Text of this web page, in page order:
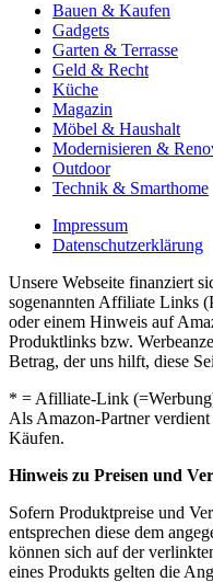
Bauen & Kaufen
Gadgets
Garten & Terrasse
Geld & Recht
Küche
Magazin
Möbel & Haushalt
Modernisieren &
Outdoor
Technik & Smarthome
Impressum
Datenschutzerklärung
Unsere Webseite finanziert
sogenannten Affiliate Links
oder einem Hinweis auf
Produktlinks bzw.
Betrag, der uns hilft, diese
* = Afilliate-Link
Als Amazon-Partner
Käufen.
Hinweis zu Preisen und
Sofern Produktpreise und
entsprechen diese dem
können sich auf der
eines Produkts gelten die